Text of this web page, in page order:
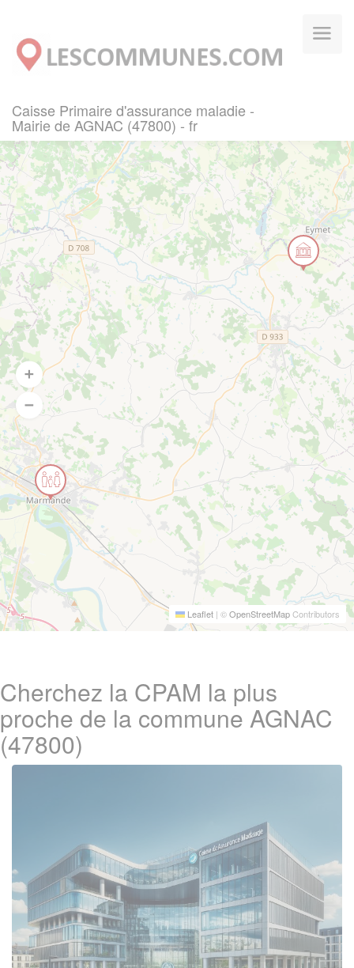
Caisse Primaire d'assurance maladie -
Mairie de AGNAC (47800) - fr
Leaflet | ©OpenStreetMapContributors
Cherchez la CPAM la plus
proche de la commune AGNAC
(47800)